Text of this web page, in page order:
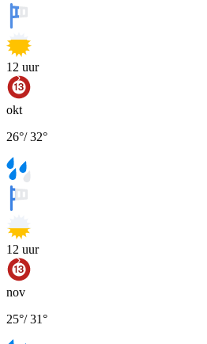
12 uur
okt
26°/32°
12 uur
nov
25°/31°